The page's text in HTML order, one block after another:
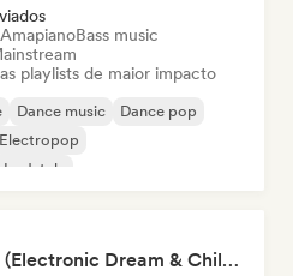
Bass music
playlists de maior impacto
Dance music
Dance pop
Electropop
Aaron Decay (Electronic Dream & Chill Electronic Dream playlists)